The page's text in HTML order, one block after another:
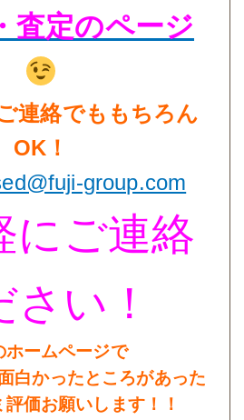
査定のページ
連絡でももちろん
OK！
group.com
にご連絡
さい！
ホームページで
白かったところがあった
評価お願いします！！